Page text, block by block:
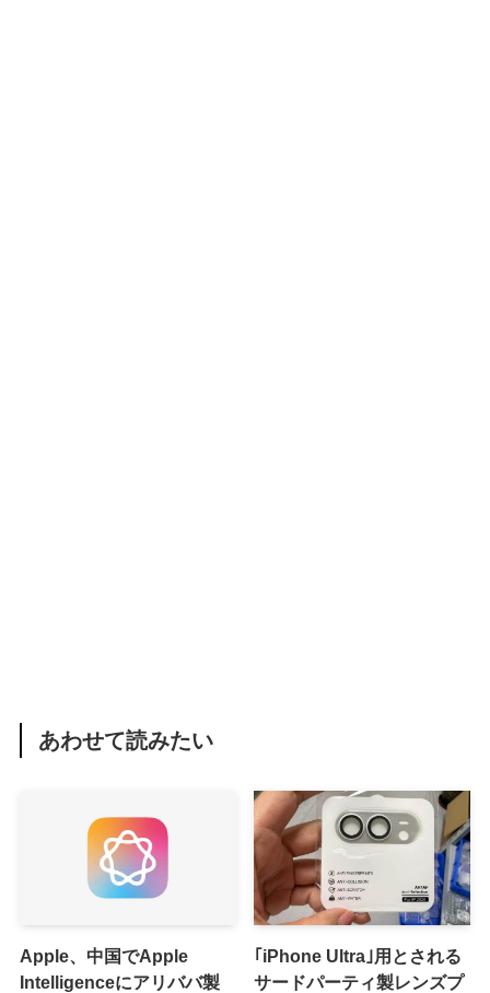
あわせて読みたい
Apple、中国でApple
Intelligenceにアリババ製
｢iPhone Ultra｣用とされる
サードパーティ製レンズプ